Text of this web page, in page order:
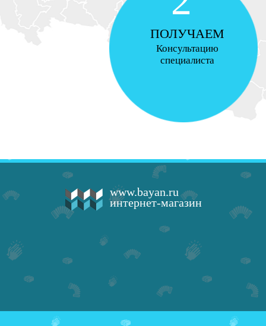
ПОЛУЧАЕМ
Консультацию
специалиста
www.bayan.ru
интернет-магазин